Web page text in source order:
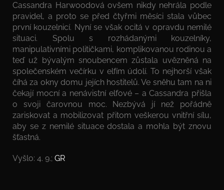
Cassandra Harwoodová ovšem nikdy nehrála podle
pravidel, a proto se před čtyřmi měsíci stala vůbec
první kouzelnicí. Nyní se však ocitá v opravdu nemilé
situaci. Spolu s rozhádanými kouzelníky,
manipulativními političkami, komplikovanou rodinou a
teď už bývalým snoubencem zůstala uvězněná na
společenském večírku v elfím údolí. To nejhorší však
číhá za okny domu jejích hostitelů. Ve sněhu tam na ni
čekají mocní a nenávistní elfové – a Cassandra přišla
o svoji čarovnou moc. Nezbývá jí než pořádně
zariskovat a mobilizovat přitom veškerou vnitřní sílu,
aby se z nemilé situace dostala a mohla být znovu
šťastná.
Vyšlo: 4. 9.; GR